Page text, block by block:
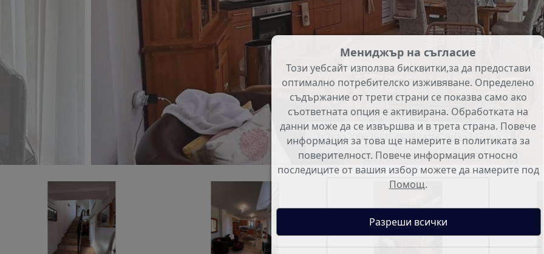
2c2c1a209e758f548d88aff379d3a792.jpg
Мениджър на съгласие
Този уебсайт използва бисквитки,за да предостави
оптимално потребителско изживяване. Определено
съдържание от трети страни се показва само ако
съответната опция е активирана. Обработката на
данни може да се извършва и в трета страна. Повече
информация за това ще намерите в политиката за
поверителност. Повече информация относно
последиците от вашия избор можете да намерите под
Помощ.